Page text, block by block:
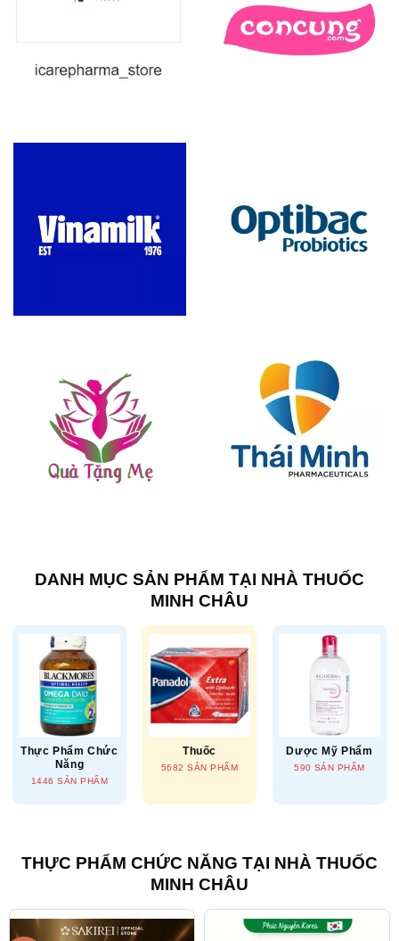
DANH MỤC SẢN PHẨM TẠI NHÀ THUỐC
MINH CHÂU
Thực Phẩm Chức
Năng
1446 SẢN PHẨM
Thuốc
5682 SẢN PHẨM
Dược Mỹ Phẩm
590 SẢN PHẨM
THỰC PHẨM CHỨC NĂNG TẠI NHÀ THUỐC
MINH CHÂU